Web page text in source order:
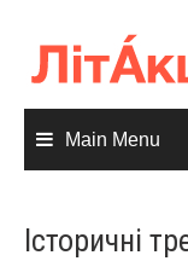
content
Main Menu
Історичні